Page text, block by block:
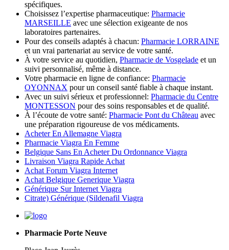
spécifiques.
Choisissez l’expertise pharmaceutique: Pharmacie
MARSEILLE avec une sélection exigeante de nos
laboratoires partenaires.
Pour des conseils adaptés à chacun: Pharmacie LORRAINE
et un vrai partenariat au service de votre santé.
À votre service au quotidien, Pharmacie de Vosgelade et un
suivi personnalisé, même à distance.
Votre pharmacie en ligne de confiance: Pharmacie
OYONNAX pour un conseil santé fiable à chaque instant.
Avec un suivi sérieux et professionnel: Pharmacie du Centre
MONTESSON pour des soins responsables et de qualité.
À l’écoute de votre santé: Pharmacie Pont du Château avec
une préparation rigoureuse de vos médicaments.
Acheter En Allemagne Viagra
Pharmacie Viagra En Femme
Belgique Sans En Acheter Du Ordonnance Viagra
Livraison Viagra Rapide Achat
Achat Forum Viagra Internet
Achat Belgique Generique Viagra
Générique Sur Internet Viagra
Citrate) Générique (Sildenafil Viagra
Pharmacie Porte Neuve